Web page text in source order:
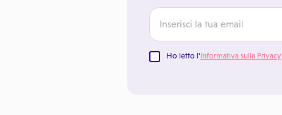
Ho letto l'Informativa sulla Privacy